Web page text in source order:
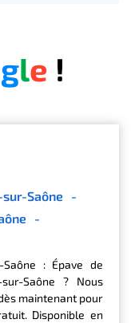
gle !
Saône -
-
Saône : Épave de
Saône ? Nous
maintenant pour
Disponible en